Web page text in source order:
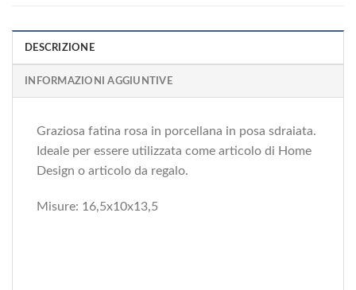
DESCRIZIONE
INFORMAZIONI AGGIUNTIVE
Graziosa fatina rosa in porcellana in posa sdraiata.
Ideale per essere utilizzata come articolo di Home
Design o articolo da regalo.
Misure: 16,5x10x13,5